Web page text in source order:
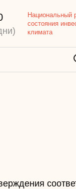
Национальный
состояния
климата